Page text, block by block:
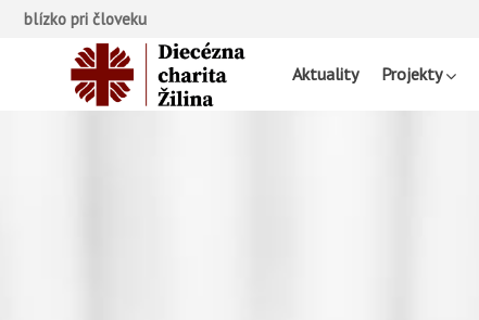
blízko pri človeku
Aktuality Projekty